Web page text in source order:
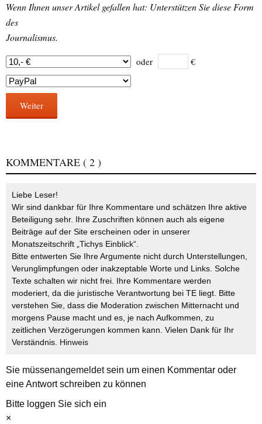
Wenn Ihnen unser Artikel gefallen hat: Unterstützen Sie diese Form
des
Journalismus.
oder €
Weiter
KOMMENTARE ( 2 )
Liebe Leser!
Wir sind dankbar für Ihre Kommentare und schätzen Ihre aktive
Beteiligung sehr. Ihre Zuschriften können auch als eigene
Beiträge auf der Site erscheinen oder in unserer
Monatszeitschrift „Tichys Einblick“.
Bitte entwerten Sie Ihre Argumente nicht durch Unterstellungen,
Verunglimpfungen oder inakzeptable Worte und Links. Solche
Texte schalten wir nicht frei. Ihre Kommentare werden
moderiert, da die juristische Verantwortung bei TE liegt. Bitte
verstehen Sie, dass die Moderation zwischen Mitternacht und
morgens Pause macht und es, je nach Aufkommen, zu
zeitlichen Verzögerungen kommen kann. Vielen Dank für Ihr
Verständnis. Hinweis
Sie müssenangemeldetsein um einen Kommentar oder
eine Antwort schreiben zu können
Bitte loggen Sie sich ein
×